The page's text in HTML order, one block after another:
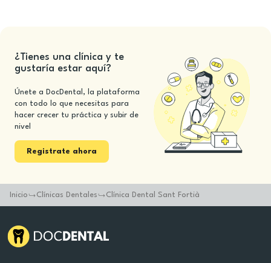
¿Tienes una clínica y te
gustaría estar aquí?
Únete a DocDental, la plataforma
con todo lo que necesitas para
hacer crecer tu práctica y subir de
nivel
Registrate ahora
Inicio Clínicas Dentales Clínica Dental Sant Fortià